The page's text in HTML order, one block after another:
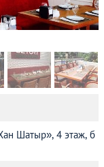
Шатыр», 4 этаж, б